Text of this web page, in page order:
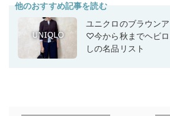
他のおすすめ記事を読む
ユニクロのブラウン
♡今から秋までヘビ
しの名品リスト